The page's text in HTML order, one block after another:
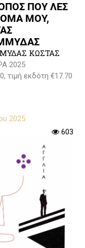
ΠΟΥ ΛΕΣ
ΜΟΥ,
ΚΩΣΤΑΣ
2025
τιμή εκδότη €17.70
2025
603